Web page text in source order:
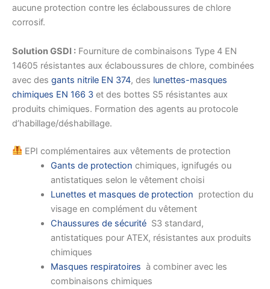
aucune protection contre les éclaboussures de chlore
corrosif.
Solution GSDI : Fourniture de combinaisons Type 4 EN
14605 résistantes aux éclaboussures de chlore, combinées
avec des gants nitrile EN 374, des lunettes-masques
chimiques EN 166 3 et des bottes S5 résistantes aux
produits chimiques. Formation des agents au protocole
d’habillage/déshabillage.
EPI complémentaires aux vêtements de protection
Gants de protection chimiques, ignifugés ou
antistatiques selon le vêtement choisi
Lunettes et masques de protection protection du
visage en complément du vêtement
Chaussures de sécuritéS3 standard,
antistatiques pour ATEX, résistantes aux produits
chimiques
Masques respiratoires à combiner avec les
combinaisons chimiques